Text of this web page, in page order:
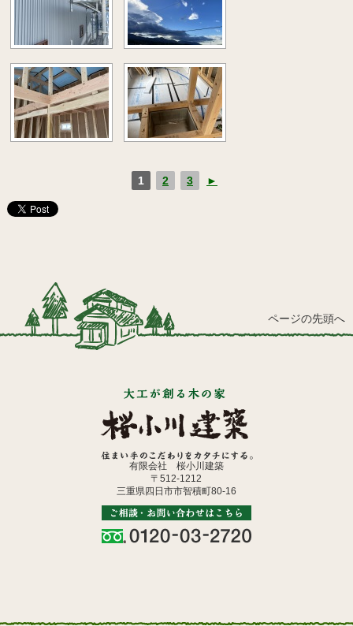
1 2 3 ►
ページの先頭へ
有限会社 桜小川建築
〒512-1212
三重県四日市市智積町80-16